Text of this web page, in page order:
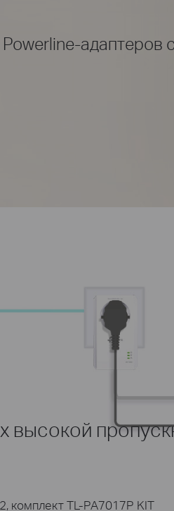
адаптеров
высокой
комплект TL-PA7017P KIT